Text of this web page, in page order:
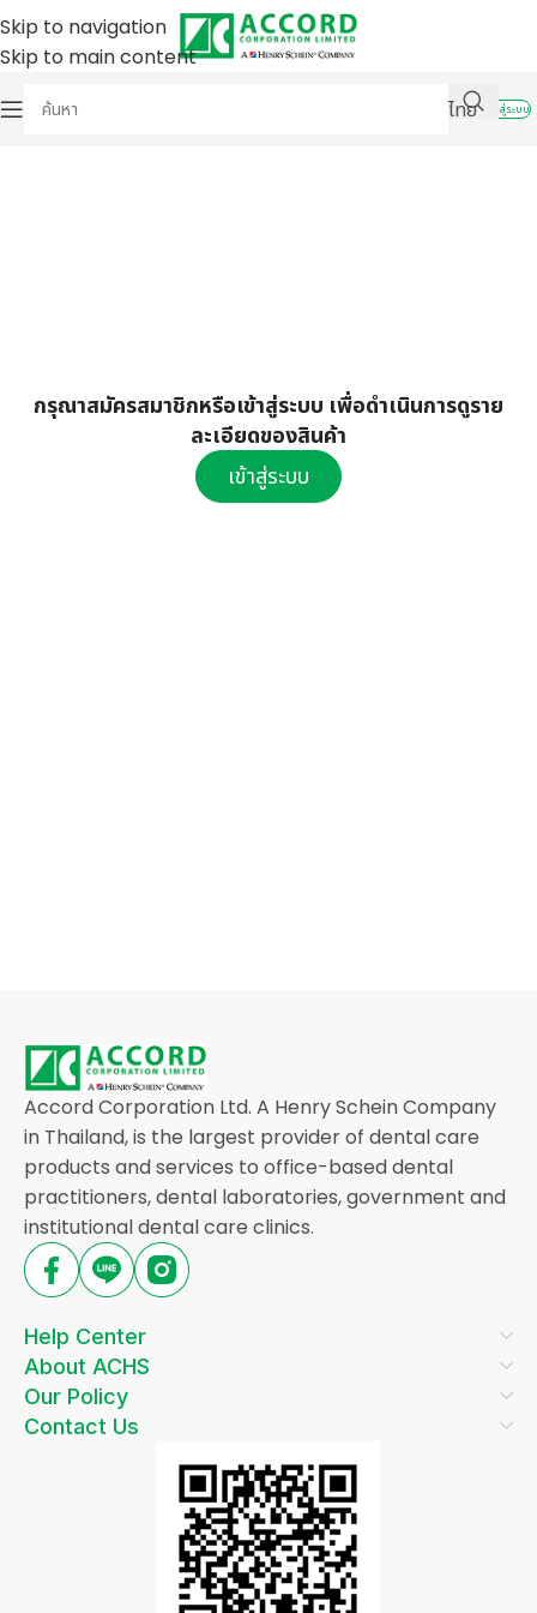
Skip to navigation
Skip to main content
ไทย
เข้าสู่ระบบ
กรุณาสมัครสมาชิกหรือเข้าสู่ระบบ เพื่อดำเนินการดูราย
ละเอียดของสินค้า
เข้าสู่ระบบ
Accord Corporation Ltd. A Henry Schein Company
in Thailand, is the largest provider of dental care
products and services to office-based dental
practitioners, dental laboratories, government and
institutional dental care clinics.
Help Center
About ACHS
Our Policy
Contact Us